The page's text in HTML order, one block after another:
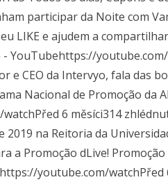
participar da Noite com
LIKE e ajudem a
- YouTubehttps://
e CEO da Intervyo, fala das
Nacional de Promoção da
6 měsíci314
na Reitoria da
a Promoção dLive! Promoção
youtube.com/watchPřed